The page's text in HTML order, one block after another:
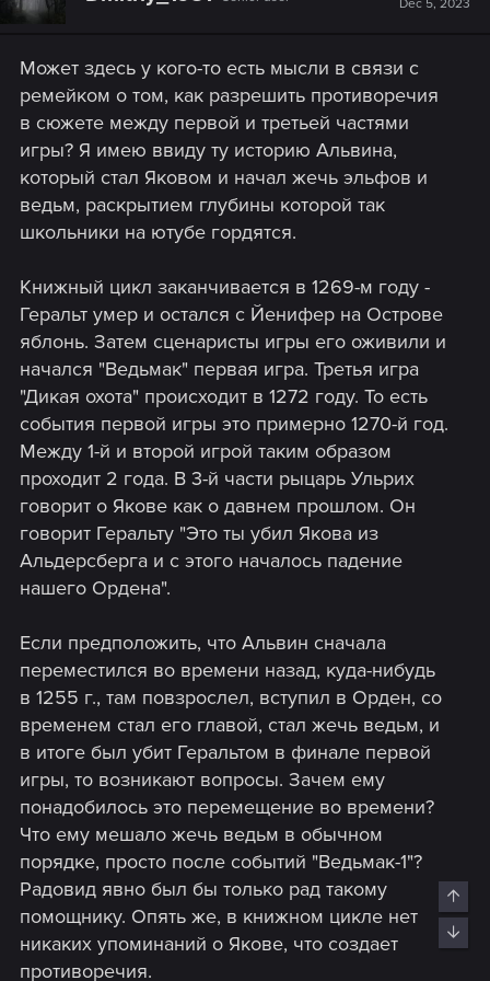
Unreal Engine 5.
Сейчас игра находится на раннем этапе разработки. Ею
занимается польская студия Fool’s Theory, где работают
ветераны серии «Ведьмак». Полный творческий
контроль остаётся у нас, CD PROJEKT RED.
Вы уже слышали о ремейке «Ведьмака» — это проект
под кодовым названием Canis Majoris. Мы хотим, чтобы
игру воссоздали с максимальной тщательностью и
вниманием к деталям, поэтому — хотя мы и рады
проявить терпение. Пройдёт ещё какое-то время,
прежде чем мы начнём говорить об этом проекте в
подробностях.
«Именно с „Ведьмака“ всё началось для CD PROJEKT
RED. Он стала нашей первой игрой, и для нас тогда это
был важный момент. Вернуться к первой игре и
поработать над её ремейком, чтобы новое поколение
геймеров могло насладиться этой игрой, – момент такой
же важный, если даже не больше, — сказал Адам
Бадовский, глава студии CD PROJEKT RED. —
Сотрудничество с Fool’s Theory над этим проектом не
менее волнительно, ведь некоторые из разработчиков
уже работали над играми о ведьмаке. Они знают
ремейка, и они знают, как создавать отличные
масштабные игры. И хотя пройдёт некоторое время,
прежде чем мы будем готовы рассказать больше, я
уверен, ожидание себя оправдает».
Dec 5, 2023
Может здесь у кого-то есть мысли в связи с
ремейком о том, как разрешить противоречия
в сюжете между первой и третьей частями
игры? Я имею ввиду ту историю Альвина,
который стал Яковом и начал жечь эльфов и
ведьм, раскрытием глубины которой так
школьники на ютубе гордятся.
Книжный цикл заканчивается в 1269-м году -
Геральт умер и остался с Йенифер на Острове
яблонь. Затем сценаристы игры его оживили и
начался "Ведьмак" первая игра. Третья игра
"Дикая охота" происходит в 1272 году. То есть
события первой игры это примерно 1270-й год.
Между 1-й и второй игрой таким образом
проходит 2 года. В 3-й части рыцарь Ульрих
говорит о Якове как о давнем прошлом. Он
говорит Геральту "Это ты убил Якова из
Альдерсберга и с этого началось падение
нашего Ордена".
Если предположить, что Альвин сначала
переместился во времени назад, куда-нибудь
в 1255 г., там повзрослел, вступил в Орден, со
временем стал его главой, стал жечь ведьм, и
в итоге был убит Геральтом в финале первой
игры, то возникают вопросы. Зачем ему
понадобилось это перемещение во времени?
Что ему мешало жечь ведьм в обычном
порядке, просто после событий "Ведьмак-1"?
Радовид явно был бы только рад такому
помощнику. Опять же, в книжном цикле нет
никаких упоминаний о Якове, что создает
противоречия.
Top